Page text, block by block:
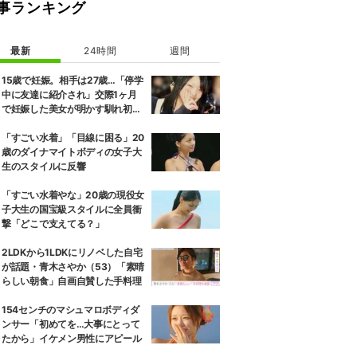
ランキング
最新 24時間 週間
15歳で妊娠。相手は27歳…「停学
中に友達に紹介され」交際1ヶ月
で妊娠した美女が明かす馴れ初め
絶句
「すごい水着」「目線に困る」20
歳のダイナマイトボディの女子大
生のスタイルに反響
「すごい水着やな」20歳の現役女
子大生の国宝級スタイルに全員衝
撃「どこで支えてる？」
2LDKから1LDKにリノベした自宅
が話題・青木さやか（53）「素晴
らしい朝食」自画自賛した手料理
154センチのマシュマロボディダ
ンサー「初めてを…大事にとって
たから」イケメン男性にアピール